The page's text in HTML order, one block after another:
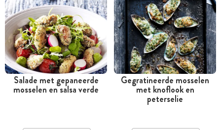
Tussen 30 minuten en 1
Salade met gepaneerde
mosselen en salsa verde Minder dan 30 minuten
Gegratineerde mosselen
met knoflook en
peterselie